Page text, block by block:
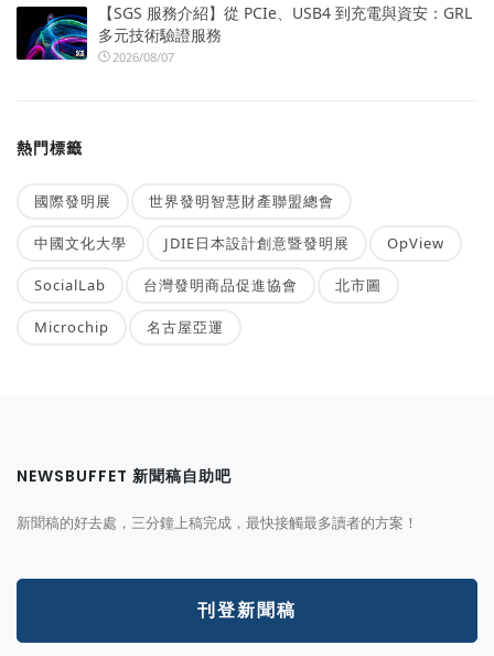
【SGS 服務介紹】從 PCIe、USB4 到充電與資安：GRL
多元技術驗證服務
2026/08/07
熱門標籤
國際發明展 世界發明智慧財產聯盟總會
中國文化大學 JDIE日本設計創意暨發明展 OpView
SocialLab 台灣發明商品促進協會 北市圖
Microchip 名古屋亞運
NEWSBUFFET 新聞稿自助吧
新聞稿的好去處，三分鐘上稿完成，最快接觸最多讀者的方案！
刊登新聞稿